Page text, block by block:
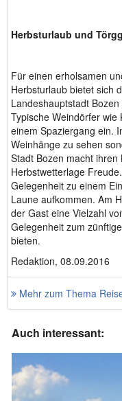
Herbsturlaub und
Für einen erholsamen
Herbsturlaub bietet sich
Landeshauptstadt
Typische Weindörfer
einem Spaziergang ein.
Weinhänge zu sehen
Stadt Bozen macht
Herbstwetterlage
Gelegenheit zu einem
Laune aufkommen. Am
der Gast eine Vielzahl
Gelegenheit zum
bieten.
Redaktion, 08.09.2016
Mehr zum Thema
Auch interessant: